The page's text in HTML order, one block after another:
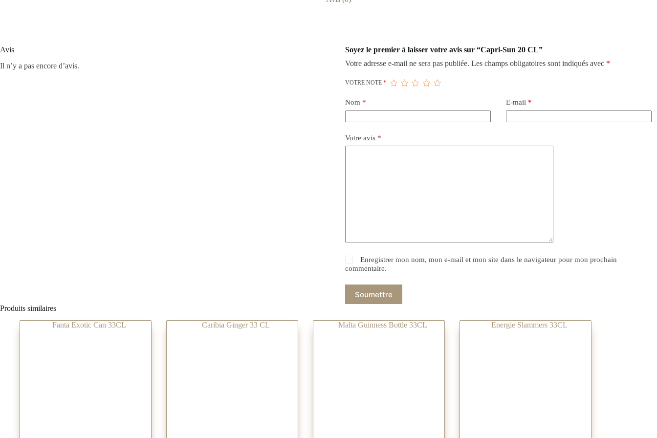
Avis
Il n’y a pas encore d’avis.
Soyez le premier à laisser votre avis sur “Capri-Sun 20 CL”
Votre adresse e-mail ne sera pas publiée. Les champs obligatoires sont indiqués avec *
VOTRE NOTE *
Nom * E-mail *
Votre avis *
Enregistrer mon nom, mon e-mail et mon site dans le navigateur pour mon prochain
commentaire.
Soumettre
Produits similaires